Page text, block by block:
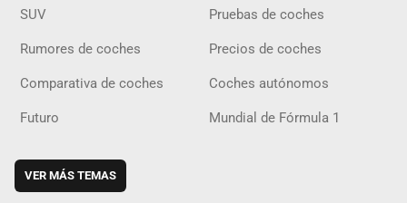
SUV Pruebas de coches
Rumores de coches Precios de coches
Comparativa de coches Coches autónomos
Futuro Mundial de Fórmula 1
VER MÁS TEMAS